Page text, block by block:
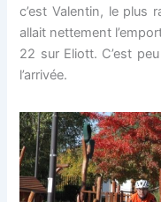
c’est Valentin, le plus
allait nettement
22 sur Eliott. C’est
l’arrivée.